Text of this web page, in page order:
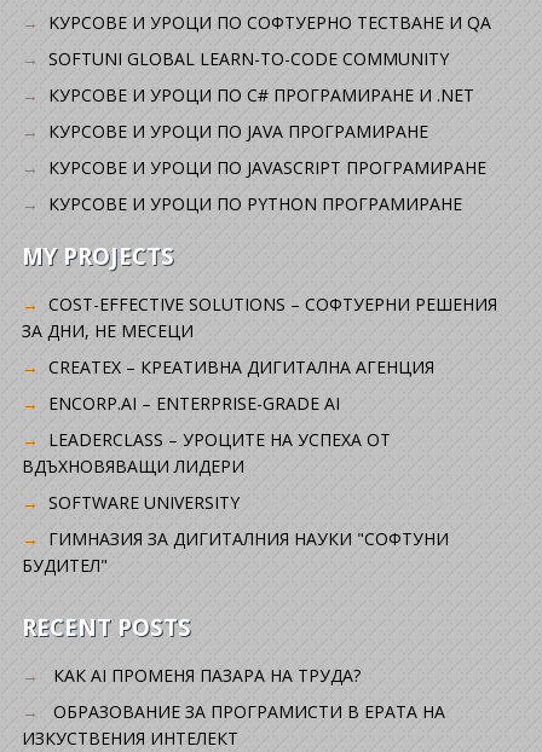
KУРСОВЕ И УРОЦИ ПО СОФТУЕРНО ТЕСТВАНЕ И QA
SOFTUNI GLOBAL LEARN-TO-CODE COMMUNITY
КУРСОВЕ И УРОЦИ ПО C# ПРОГРАМИРАНЕ И .NET
КУРСОВЕ И УРОЦИ ПО JAVA ПРОГРАМИРАНЕ
КУРСОВЕ И УРОЦИ ПО JAVASCRIPT ПРОГРАМИРАНЕ
КУРСОВЕ И УРОЦИ ПО PYTHON ПРОГРАМИРАНЕ
MY PROJECTS
COST-EFFECTIVE SOLUTIONS – СОФТУЕРНИ РЕШЕНИЯ
ЗА ДНИ, НЕ МЕСЕЦИ
CREATEX – КРЕАТИВНА ДИГИТАЛНА АГЕНЦИЯ
ENCORP.AI – ENTERPRISE-GRADE AI
LEADERCLASS – УРОЦИТЕ НА УСПЕХА ОТ
ВДЪХНОВЯВАЩИ ЛИДЕРИ
SOFTWARE UNIVERSITY
ГИМНАЗИЯ ЗА ДИГИТАЛНИЯ НАУКИ "СОФТУНИ
БУДИТЕЛ"
RECENT POSTS
КАК AI ПРОМЕНЯ ПАЗАРА НА ТРУДА?
ОБРАЗОВАНИЕ ЗА ПРОГРАМИСТИ В ЕРАТА НА
ИЗКУСТВЕНИЯ ИНТЕЛЕКТ